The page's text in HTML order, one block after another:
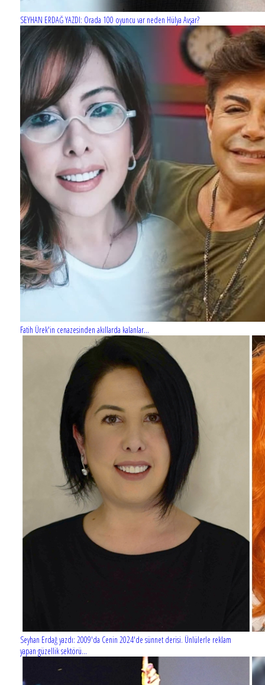
SEYHAN ERDAĞ YAZDI: Orada 100 oyuncu var neden Hülya Avşar?
Fatih Ürek'in cenazesinden akıllarda kalanlar...
Seyhan Erdağ yazdı: 2009'da Cenin 2024'de sünnet derisi. Ünlülerle reklam
yapan güzellik sektörü...